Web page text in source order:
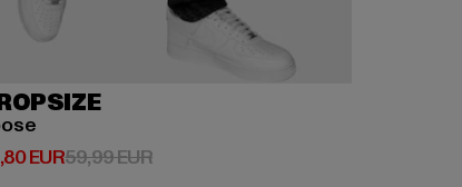
EURPreis: 28,80 EUR
59,99 EURAktionspreis: 59,99 EUR